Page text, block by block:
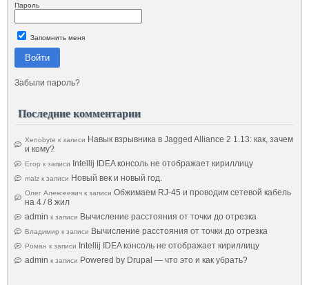
Пароль
Запомнить меня
Войти
Забыли пароль?
Последние комментарии
Xenobyte к записи Навык взрывника в Jagged Alliance 2 1.13: как, зачем
и кому?
Егор к записи Intellij IDEA консоль не отображает кириллицу
malz к записи Новый век и новый год.
Олег Алексеевич к записи Обжимаем RJ-45 и проводим сетевой кабель
на 4 / 8 жил
admin к записи Вычисление расстояния от точки до отрезка
Владимир к записи Вычисление расстояния от точки до отрезка
Роман к записи Intellij IDEA консоль не отображает кириллицу
admin к записи Powered by Drupal — что это и как убрать?